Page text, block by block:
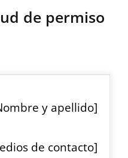
de permiso
y apellido]
de contacto]